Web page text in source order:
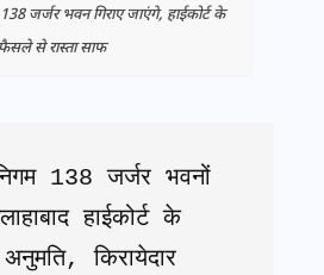
जर्जर भवन गिराए जाएंगे, हाईकोर्ट के
फैसले से रास्ता साफ
138 जर्जर भवनों
हाईकोर्ट के
किरायेदार